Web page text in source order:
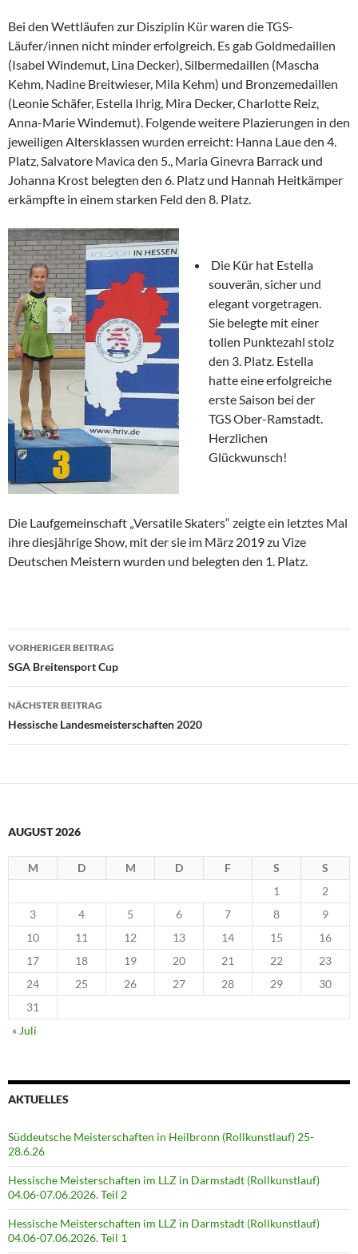
Bei den Wettläufen zur Disziplin Kür waren die TGS-
Läufer/innen nicht minder erfolgreich. Es gab Goldmedaillen
(Isabel Windemut, Lina Decker), Silbermedaillen (Mascha
Kehm, Nadine Breitwieser, Mila Kehm) und Bronzemedaillen
(Leonie Schäfer, Estella Ihrig, Mira Decker, Charlotte Reiz,
Anna-Marie Windemut). Folgende weitere Plazierungen in den
jeweiligen Altersklassen wurden erreicht: Hanna Laue den 4.
Platz, Salvatore Mavica den 5., Maria Ginevra Barrack und
Johanna Krost belegten den 6. Platz und Hannah Heitkämper
erkämpfte in einem starken Feld den 8. Platz.
Die Kür hat Estella
souverän, sicher und
elegant vorgetragen.
Sie belegte mit einer
tollen Punktezahl stolz
den 3. Platz. Estella
hatte eine erfolgreiche
erste Saison bei der
TGS Ober-Ramstadt.
Herzlichen
Glückwunsch!
Die Laufgemeinschaft „Versatile Skaters“ zeigte ein letztes Mal
ihre diesjährige Show, mit der sie im März 2019 zu Vize
Deutschen Meistern wurden und belegten den 1. Platz.
Beitragsnavigation
VORHERIGER BEITRAG
SGA Breitensport Cup
NÄCHSTER BEITRAG
Hessische Landesmeisterschaften 2020
AUGUST 2026
M D M D F S
S
1
2
3
4 5 6 7 8
9
10
11 12 13 14 15
16
17
18 19 20 21 22
23
24
25 26 27 28 29
30
31
« Juli
AKTUELLES
Süddeutsche Meisterschaften in Heilbronn (Rollkunstlauf) 25-
28.6.26
Hessische Meisterschaften im LLZ in Darmstadt (Rollkunstlauf)
04.06-07.06.2026. Teil 2
Hessische Meisterschaften im LLZ in Darmstadt (Rollkunstlauf)
04.06-07.06.2026. Teil 1